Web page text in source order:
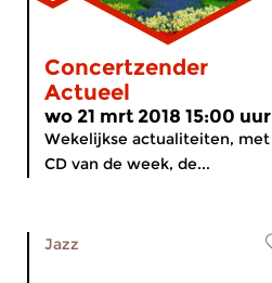
Concertzender
Actueel
wo 21 mrt 2018 15:00 uur
Wekelijkse actualiteiten, met
CD van de week, de...
Jazz